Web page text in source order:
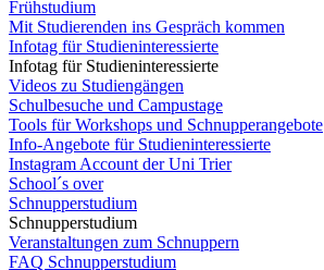
Frühstudium
Mit Studierenden ins Gespräch kommen
Infotag für Studieninteressierte
Infotag für Studieninteressierte
Videos zu Studiengängen
Schulbesuche und Campustage
Tools für Workshops und Schnupperangebote
Info-Angebote für Studieninteressierte
Instagram Account der Uni Trier
School´s over
Schnupperstudium
Schnupperstudium
Veranstaltungen zum Schnuppern
FAQ Schnupperstudium